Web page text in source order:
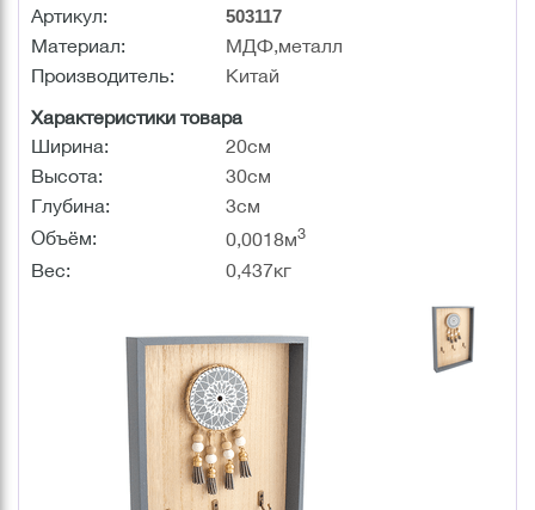
Артикул:
503117
Материал:
МДФ,металл
Производитель:
Китай
Характеристики товара
Ширина:
20см
Высота:
30см
Глубина:
3см
Объём:
0,0018м3
Вес: 0,437кг